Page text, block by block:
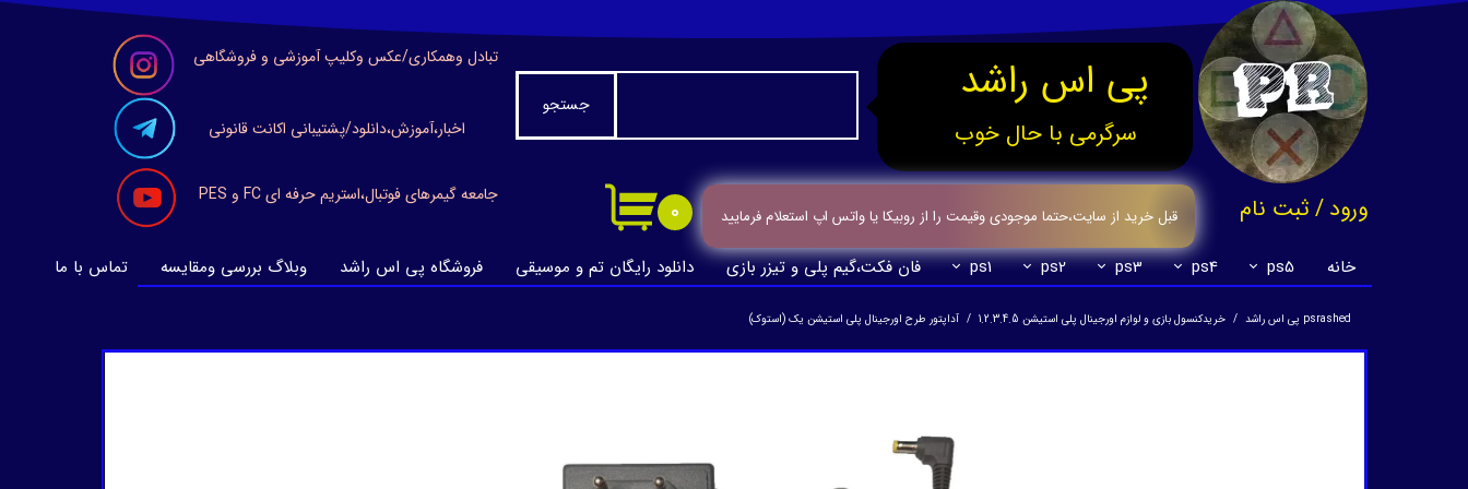
خانه ps5
ps4
ps3
ps2
ps1 فان فکت،گیم پلی و تیزر بازی دانلود رایگان تم و موسیقی فروشگاه پی اس راشد وبلاگ بررسی ومقایسه تماس با ما
جامعه گیمرهای فوتبال،استریم حرفه ای FC و PES
تبادل وهمکاری/عکس وکلیپ آموزشی و فروشگاهی
اخبار،آموزش،دانلود/پشتیبانی اکانت قانونی
ورود/ ثبت نام
حساب کاربری من
سفارشات
جستجو پی اس راشد
سرگرمی با حال خوب
۰ قبل خرید از سایت،حتما موجودی وقیمت را از روبیکا یا واتس اپ استعلام فرمایید
psrashed پی اس راشد خریدکنسول بازی و لوازم اورجینال پلی استیشن 1.2.3.4.5 آداپتور طرح اورجینال پلی استیشن یک (استوک)